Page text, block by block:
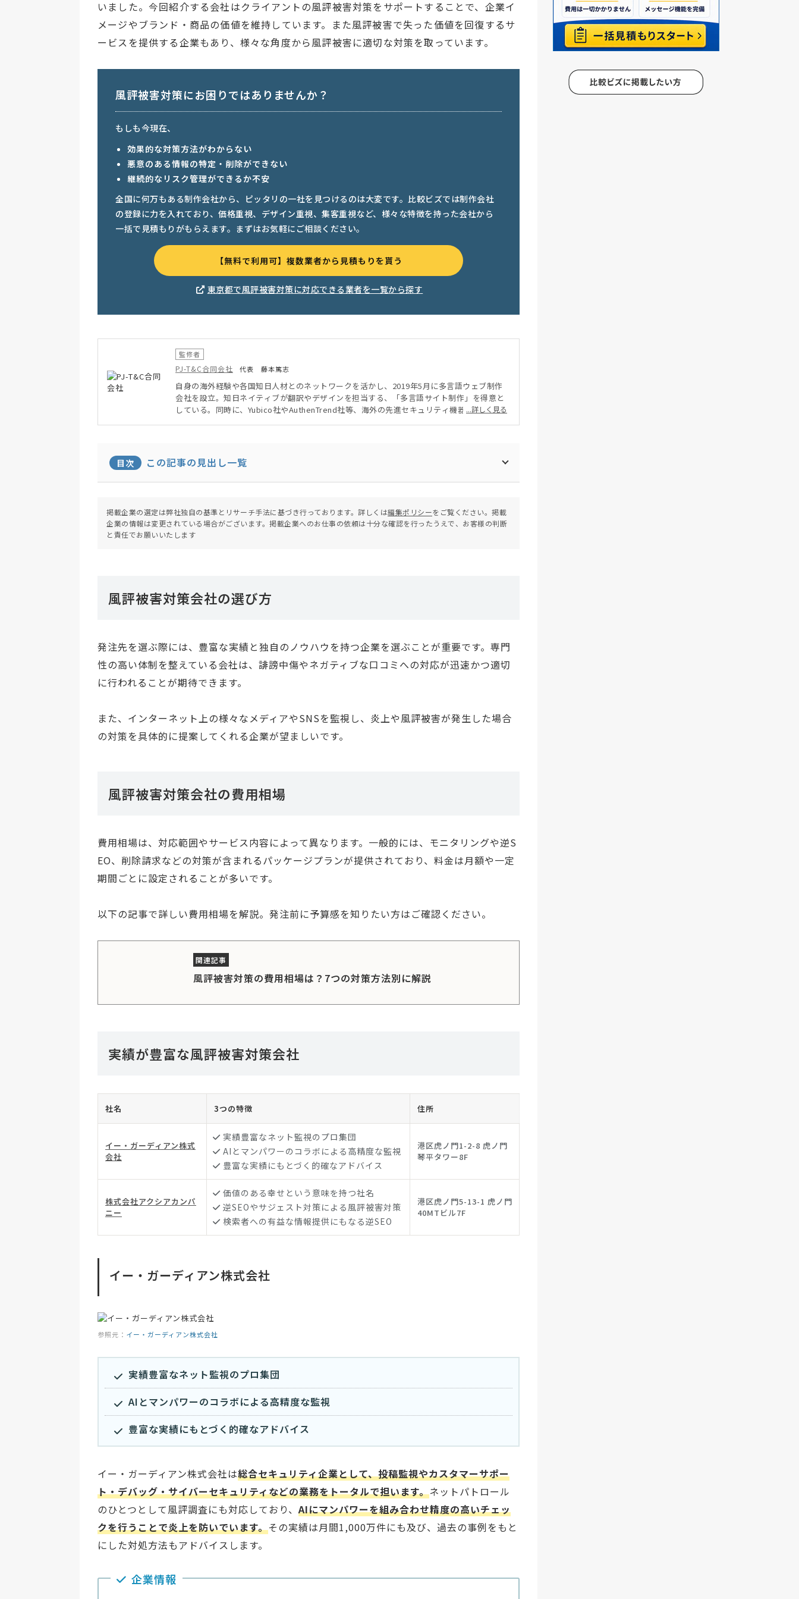
いました。今回紹介する会社はクライアントの風評被害対策をサポートすることで、企業イ
メージやブランド・商品の価値を維持しています。また風評被害で失った価値を回復するサ
ービスを提供する企業もあり、様々な角度から風評被害に適切な対策を取っています。
風評被害対策にお困りではありませんか？
もしも今現在、
効果的な対策方法がわからない
悪意のある情報の特定・削除ができない
継続的なリスク管理ができるか不安
全国に何万もある制作会社から、ピッタリの一社を見つけるのは大変です。比較ビズでは制作会社
の登録に力を入れており、価格重視、デザイン重視、集客重視など、様々な特徴を持った会社から
一括で見積もりがもらえます。まずはお気軽にご相談ください。
【無料で利用可】複数業者から見積もりを貰う
東京都で風評被害対策に対応できる業者を一覧から探す
監修者
PJ-T&C合同会社 代表 藤本篤志
自身の海外経験や各国知日人材とのネットワークを活かし、2019年5月に多言語ウェブ制作
会社を設立。知日ネイティブが翻訳やデザインを担当する、「多言語サイト制作」を得意と
している。同時に、Yubico社やAuthenTrend社等、海外の先進セキュリティ機器を、正規代
...詳しく見る
目次 この記事の見出し一覧
掲載企業の選定は弊社独自の基準とリサーチ手法に基づき行っております。詳しくは編集ポリシーをご覧ください。掲載
企業の情報は変更されている場合がございます。掲載企業へのお仕事の依頼は十分な確認を行ったうえで、お客様の判断
と責任でお願いいたします
風評被害対策会社の選び方
発注先を選ぶ際には、豊富な実績と独自のノウハウを持つ企業を選ぶことが重要です。専門
性の高い体制を整えている会社は、誹謗中傷やネガティブな口コミへの対応が迅速かつ適切
に行われることが期待できます。
また、インターネット上の様々なメディアやSNSを監視し、炎上や風評被害が発生した場合
の対策を具体的に提案してくれる企業が望ましいです。
風評被害対策会社の費用相場
費用相場は、対応範囲やサービス内容によって異なります。一般的には、モニタリングや逆S
EO、削除請求などの対策が含まれるパッケージプランが提供されており、料金は月額や一定
期間ごとに設定されることが多いです。
以下の記事で詳しい費用相場を解説。発注前に予算感を知りたい方はご確認ください。
風評被害対策の費用相場は？7つの対策方法別に解説
実績が豊富な風評被害対策会社
社名 3つの特徴 住所
イー・ガーディアン株式
会社
実績豊富なネット監視のプロ集団
AIとマンパワーのコラボによる高精度な監視
豊富な実績にもとづく的確なアドバイス
港区虎ノ門1-2-8 虎ノ門
琴平タワー8F
株式会社アクシアカンパ
ニー
価値のある幸せという意味を持つ社名
逆SEOやサジェスト対策による風評被害対策
検索者への有益な情報提供にもなる逆SEO
港区虎ノ門5-13-1 虎ノ門
40MTビル7F
イー・ガーディアン株式会社
参照元： イー・ガーディアン株式会社
実績豊富なネット監視のプロ集団
AIとマンパワーのコラボによる高精度な監視
豊富な実績にもとづく的確なアドバイス
イー・ガーディアン株式会社は総合セキュリティ企業として、投稿監視やカスタマーサポー
ト・デバッグ・サイバーセキュリティなどの業務をトータルで担います。ネットパトロール
のひとつとして風評調査にも対応しており、AIにマンパワーを組み合わせ精度の高いチェッ
クを行うことで炎上を防いでいます。その実績は月間1,000万件にも及び、過去の事例をもと
にした対処方法もアドバイスします。
企業情報